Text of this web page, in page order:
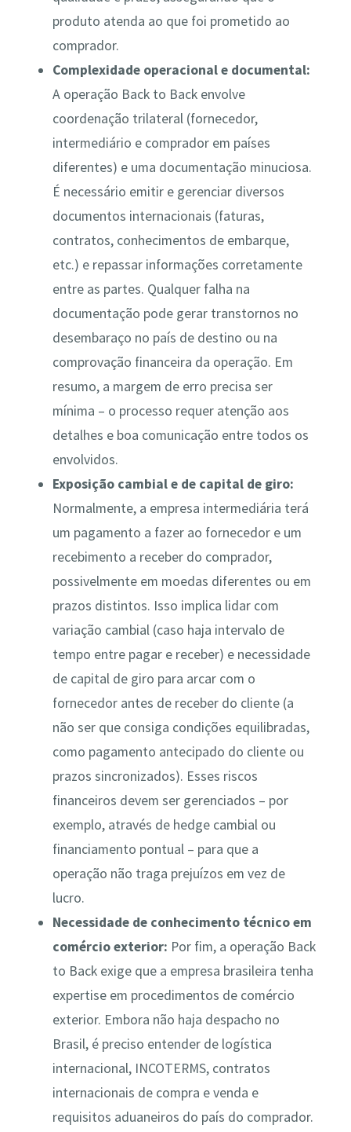
produto atenda ao que foi prometido ao
comprador​.
Complexidade operacional e documental:
A operação Back to Back envolve
coordenação trilateral (fornecedor,
intermediário e comprador em países
diferentes) e uma documentação minuciosa.
É necessário emitir e gerenciar diversos
documentos internacionais (faturas,
contratos, conhecimentos de embarque,
etc.) e repassar informações corretamente
entre as partes. Qualquer falha na
documentação pode gerar transtornos no
desembaraço no país de destino ou na
comprovação financeira da operação. Em
resumo, a margem de erro precisa ser
mínima – o processo requer atenção aos
detalhes e boa comunicação entre todos os
envolvidos.
Exposição cambial e de capital de giro:
Normalmente, a empresa intermediária terá
um pagamento a fazer ao fornecedor e um
recebimento a receber do comprador,
possivelmente em moedas diferentes ou em
prazos distintos. Isso implica lidar com
variação cambial (caso haja intervalo de
tempo entre pagar e receber) e necessidade
de capital de giro para arcar com o
fornecedor antes de receber do cliente (a
não ser que consiga condições equilibradas,
como pagamento antecipado do cliente ou
prazos sincronizados). Esses riscos
financeiros devem ser gerenciados – por
exemplo, através de hedge cambial ou
financiamento pontual – para que a
operação não traga prejuízos em vez de
lucro.
Necessidade de conhecimento técnico em
comércio exterior: Por fim, a operação Back
to Back exige que a empresa brasileira tenha
expertise em procedimentos de comércio
exterior. Embora não haja despacho no
Brasil, é preciso entender de logística
internacional, INCOTERMS, contratos
internacionais de compra e venda e
requisitos aduaneiros do país do comprador.